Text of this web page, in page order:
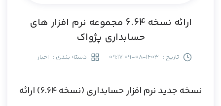
ارائه نسخه 6.64 مجموعه نرم افزار های
حسابداری پژواک
تاریخ : 1403-08-09 09:17 دسته بندی : اخبار
نسخه جدید نرم افزار حسابداری (نسخه 6.64) ارائه